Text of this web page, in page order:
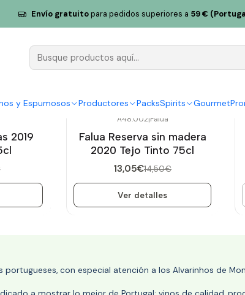
y Espumosos Productores PacksSpirits Gourmet
Envío gratuitopara pedidos superiores a 59 €
Falua
2019
Agotado
A48.002|Falua
Falua Reserva sin madera
2020 Tejo Tinto 75cl
13,05€14,50€
Ver detalles
con especial atención a los Alvarinhos de